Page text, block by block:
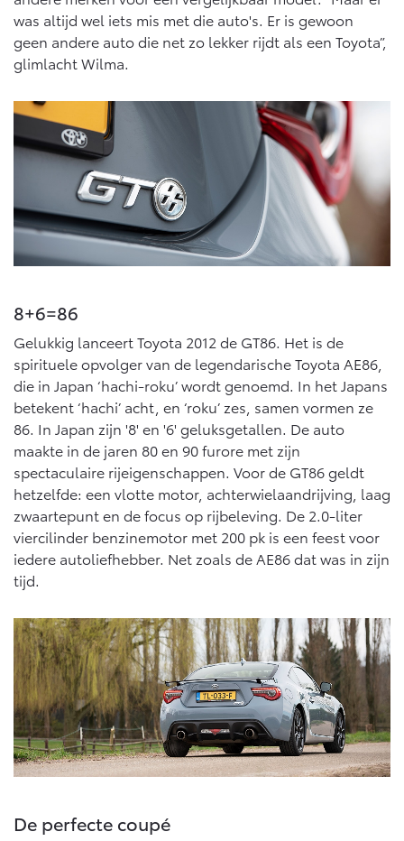
Vanaf € 56.570,-
Vanaf € 89.986,-
was altijd wel iets mis met die auto's. Er is gewoon
geen andere auto die net zo lekker rijdt als een Toyota”,
glimlacht Wilma.
8+6=86
Gelukkig lanceert Toyota 2012 de GT86. Het is de
spirituele opvolger van de legendarische Toyota AE86,
die in Japan ‘hachi-roku’ wordt genoemd. In het Japans
betekent ‘hachi’ acht, en ‘roku’ zes, samen vormen ze
86. In Japan zijn '8' en '6' geluksgetallen. De auto
maakte in de jaren 80 en 90 furore met zijn
spectaculaire rijeigenschappen. Voor de GT86 geldt
hetzelfde: een vlotte motor, achterwielaandrijving, laag
zwaartepunt en de focus op rijbeleving. De 2.0-liter
viercilinder benzinemotor met 200 pk is een feest voor
iedere autoliefhebber. Net zoals de AE86 dat was in zijn
tijd.
De perfecte coupé